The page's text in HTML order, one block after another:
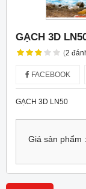
GẠCH 3D
(2
FACEBOOK
GẠCH 3D LN50
Giá sản phẩm :